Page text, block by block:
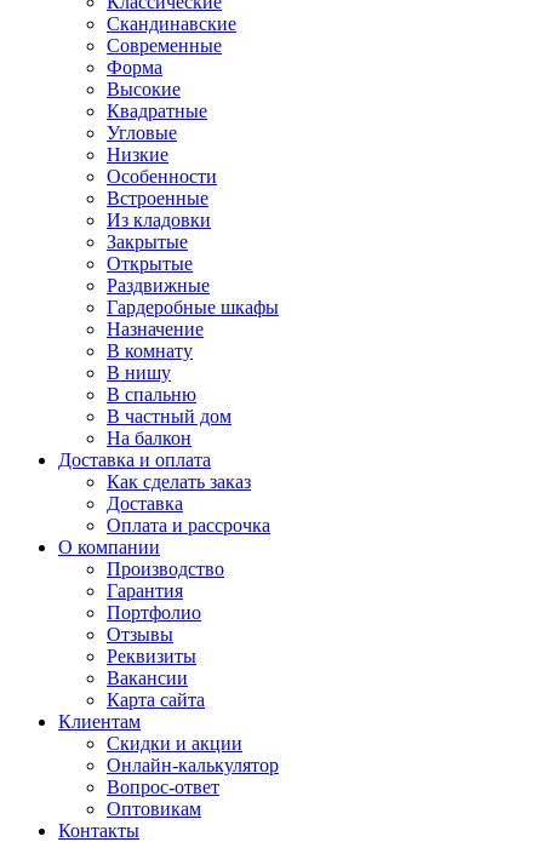
Скандинавские
Современные
Форма
Высокие
Квадратные
Угловые
Низкие
Особенности
Встроенные
Из кладовки
Закрытые
Открытые
Раздвижные
Гардеробные шкафы
Назначение
В комнату
В нишу
В спальню
В частный дом
На балкон
Доставка и оплата
Как сделать заказ
Доставка
Оплата и рассрочка
О компании
Производство
Гарантия
Портфолио
Отзывы
Реквизиты
Вакансии
Карта сайта
Клиентам
Скидки и акции
Онлайн-калькулятор
Вопрос-ответ
Оптовикам
Контакты